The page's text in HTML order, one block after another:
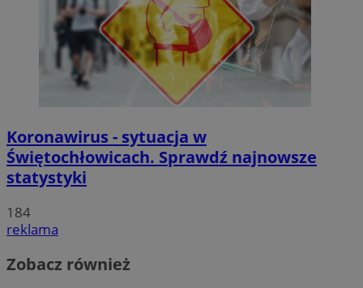
Koronawirus - sytuacja w
Świętochłowicach. Sprawdź najnowsze
statystyki
184
reklama
Zobacz również